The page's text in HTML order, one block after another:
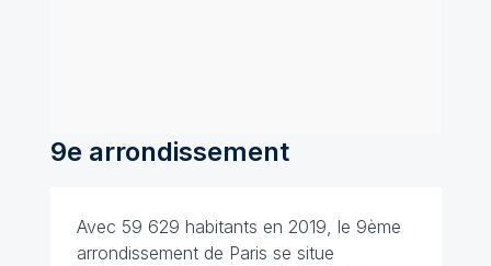
9e arrondissement
Avec 59 629 habitants en 2019, le 9ème
arrondissement de Paris se situe